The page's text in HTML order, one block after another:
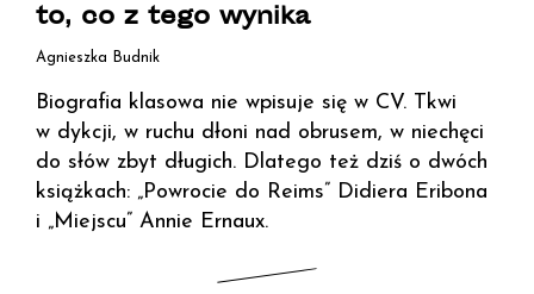
to, co z tego wynika
Agnieszka Budnik
Biografia klasowa nie wpisuje się w CV. Tkwi
w dykcji, w ruchu dłoni nad obrusem, w niechęci
do słów zbyt długich. Dlatego też dziś o dwóch
książkach: „Powrocie do Reims” Didiera Eribona
i „Miejscu” Annie Ernaux.